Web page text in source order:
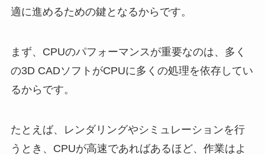
適に進めるための鍵となるからです。
まず、CPUのパフォーマンスが重要なのは、多く
の3D CADソフトがCPUに多くの処理を依存してい
るからです。
たとえば、レンダリングやシミュレーションを行
うとき、CPUが高速であればあるほど、作業はよ